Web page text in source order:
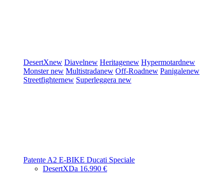
DesertXnew Diavelnew Heritagenew Hypermotardnew
Monsternew Multistradanew Off-Roadnew Panigalenew
Streetfighternew Superleggera new
Patente A2 E-BIKE Ducati Speciale
DesertXDa 16.990 €